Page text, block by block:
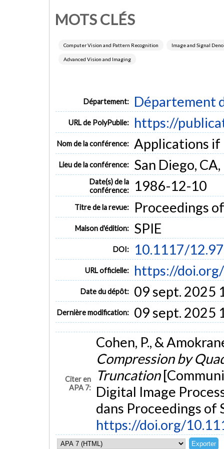
MOTS CLÉS
Computer Vision and Pattern Recognition Image and Signal
Advanced Vision and Imaging
Département: Département
URL de PolyPublie: https://
Nom de la conférence: Applications if
Lieu de la conférence: San Diego,
Date(s) de la
conférence:
1986-12-10
Titre de la revue: Proceedings
Maison d'édition: SPIE
DOI: 10.1117/
URL officielle: https://
Date du dépôt: 09 sept. 2025
Dernière modification: 09 sept. 2025
Citer en
APA 7:
Cohen, P., &
Compression by
Truncation
Digital Image
dans Proceedings of
https://doi.org/